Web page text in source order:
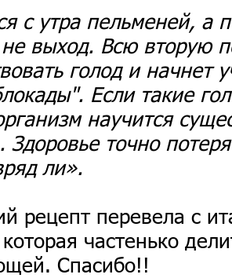
с утра пельменей, а
выход. Всю вторую
голод и начнет
Если такие
научится
Здоровье точно
ли».
рецепт перевела с
частенько
Спасибо!!